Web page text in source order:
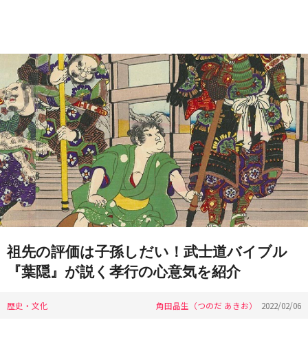
祖先の評価は子孫しだい！武士道バイブル
『葉隠』が説く孝行の心意気を紹介
歴史・文化 角田晶生（つのだ あきお） 2022/02/06